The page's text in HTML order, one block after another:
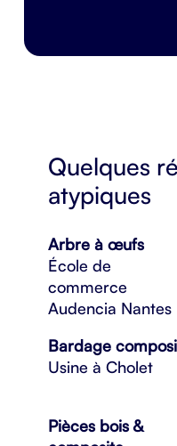
Quelques
atypiques
Arbre à œufs
École de
commerce
Audencia Nantes
Bardage
Usine à Cholet
Pièces bois &